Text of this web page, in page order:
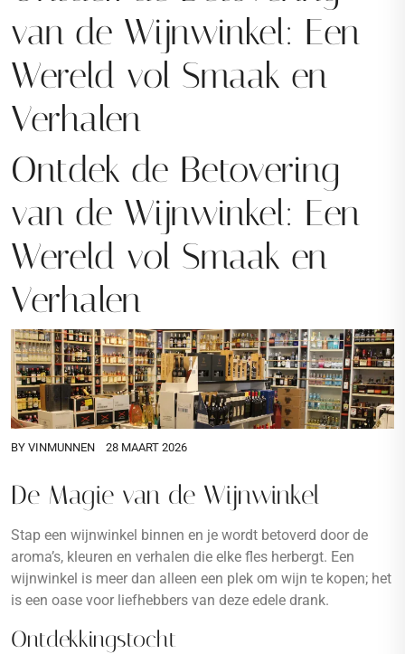
van de Wijnwinkel: Een
Wereld vol Smaak en
Verhalen
Ontdek de Betovering
van de Wijnwinkel: Een
Wereld vol Smaak en
Verhalen
BY VINMUNNEN 28 MAART 2026
De Magie van de Wijnwinkel
Stap een wijnwinkel binnen en je wordt betoverd door de
aroma’s, kleuren en verhalen die elke fles herbergt. Een
wijnwinkel is meer dan alleen een plek om wijn te kopen; het
is een oase voor liefhebbers van deze edele drank.
Ontdekkingstocht